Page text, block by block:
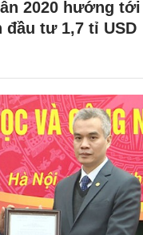
2020 hướng
tư 1,7 tỉ USD